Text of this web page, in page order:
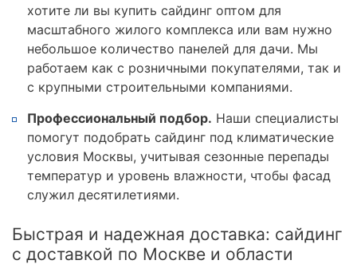
хотите ли вы купить сайдинг оптом для
масштабного жилого комплекса или вам нужно
небольшое количество панелей для дачи. Мы
работаем как с розничными покупателями, так и
с крупными строительными компаниями.
Профессиональный подбор. Наши специалисты
помогут подобрать сайдинг под климатические
условия Москвы, учитывая сезонные перепады
температур и уровень влажности, чтобы фасад
служил десятилетиями.
Быстрая и надежная доставка: сайдинг
с доставкой по Москве и области